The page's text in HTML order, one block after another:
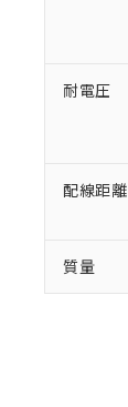
耐電圧
配線距離
質量